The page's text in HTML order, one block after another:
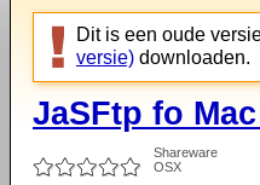
Dit is een oude
versie) downloaden.
JaSFtp fo
Shareware
OSX